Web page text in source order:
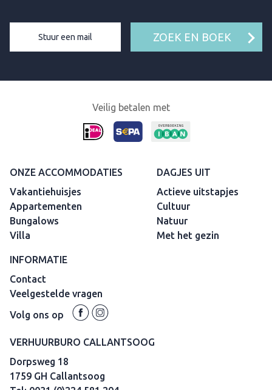
Stuur een mail ZOEK EN BOEK
Veilig betalen met
ONZE ACCOMMODATIES
Vakantiehuisjes
Appartementen
Bungalows
Villa
DAGJES UIT
Actieve uitstapjes
Cultuur
Natuur
Met het gezin
INFORMATIE
Contact
Veelgestelde vragen
Volg ons op
VERHUURBURO CALLANTSOOG
Dorpsweg 18
1759 GH Callantsoog